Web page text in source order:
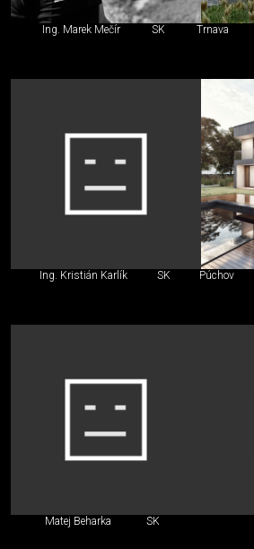
Ing. Marek Mečír SK Trnava
Ing. Kristián Karlík SK Púchov
Matej Beharka SK